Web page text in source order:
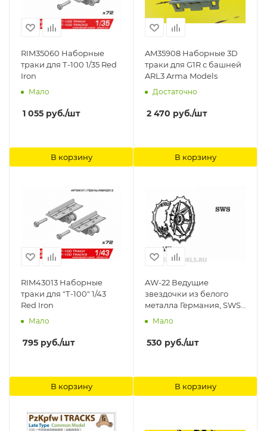
RIM35060 Наборные
траки для Т-100 1/35 Red
Iron
Мало
1 055 руб./шт
В корзину
AM35908 Наборные 3D
траки для G1R с башней
ARL3 Arma Models
Достаточно
2 470 руб./шт
В корзину
RIM43013 Наборные
траки для "Т-100" 1/43
Red Iron
Мало
795 руб./шт
В корзину
AW-22 Ведущие
звездочки из белого
металла Германия, SWS
(в наборе два ведущих
Мало
530 руб./шт
В корзину